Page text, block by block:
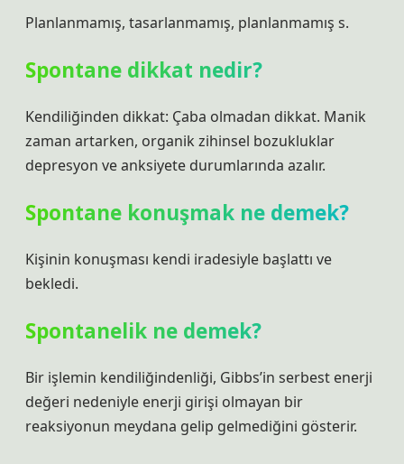
Planlanmamış, tasarlanmamış, planlanmamış s.
Spontane dikkat nedir?
Kendiliğinden dikkat: Çaba olmadan dikkat. Manik
zaman artarken, organik zihinsel bozukluklar
depresyon ve anksiyete durumlarında azalır.
Spontane konuşmak ne demek?
Kişinin konuşması kendi iradesiyle başlattı ve
bekledi.
Spontanelik ne demek?
Bir işlemin kendiliğindenliği, Gibbs’in serbest enerji
değeri nedeniyle enerji girişi olmayan bir
reaksiyonun meydana gelip gelmediğini gösterir.